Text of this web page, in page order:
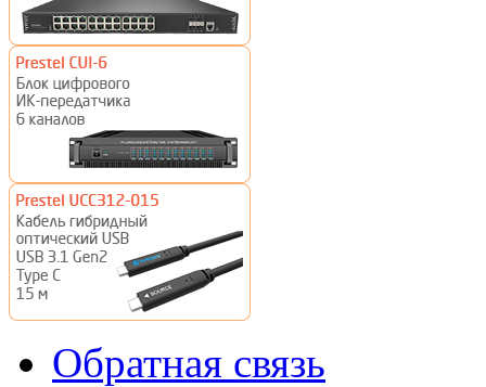
Обратная связь